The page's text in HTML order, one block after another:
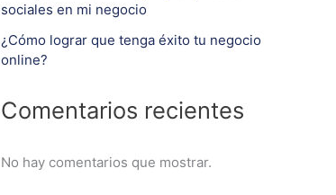
sociales en mi negocio
¿Cómo lograr que tenga éxito tu negocio
online?
Comentarios recientes
No hay comentarios que mostrar.